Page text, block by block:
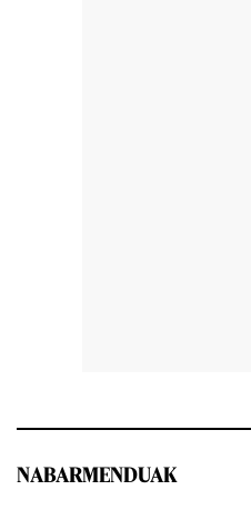
NABARMENDUAK